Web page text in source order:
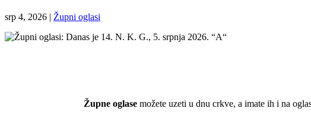
srp 4, 2026 | Župni oglasi
Župne oglasemožete uzeti u dnu crkve, a imate ih i na